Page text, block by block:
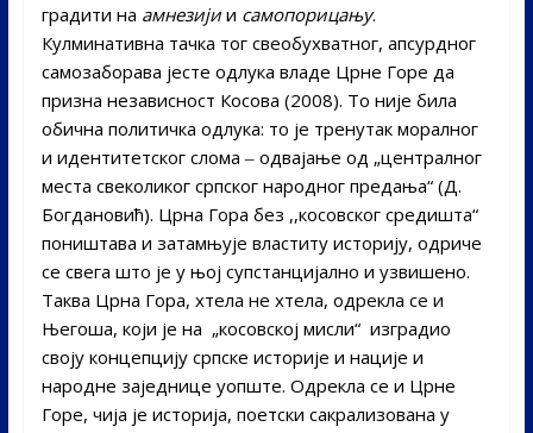
градити на амнезијии самопорицању.
Кулминативна тачка тог свеобухватног, апсурдног
самозаборава јесте одлука владе Црне Горе да
призна независност Косова (2008). То није била
обична политичка одлука: то је тренутак моралног
и идентитетског слома ‒ одвајање од „централног
места свеколиког српског народног предања“ (Д.
Богдановић). Црна Гора без ,,косовског средишта“
поништава и затамњује властиту историју, одриче
се свега што је у њој супстанцијално и узвишено.
Таква Црна Гора, хтела не хтела, одрекла се и
Његоша, који је на „косовској мисли“ изградио
своју концепцију српске историје и нације и
народне заједнице уопште. Одрекла се и Црне
Горе, чија је историја, поетски сакрализована у